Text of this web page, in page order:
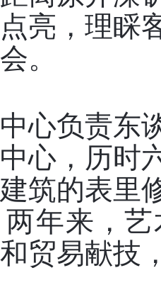
亮，理睬
。
心负责东
心，历时
筑的表里
年来，
贸易献技